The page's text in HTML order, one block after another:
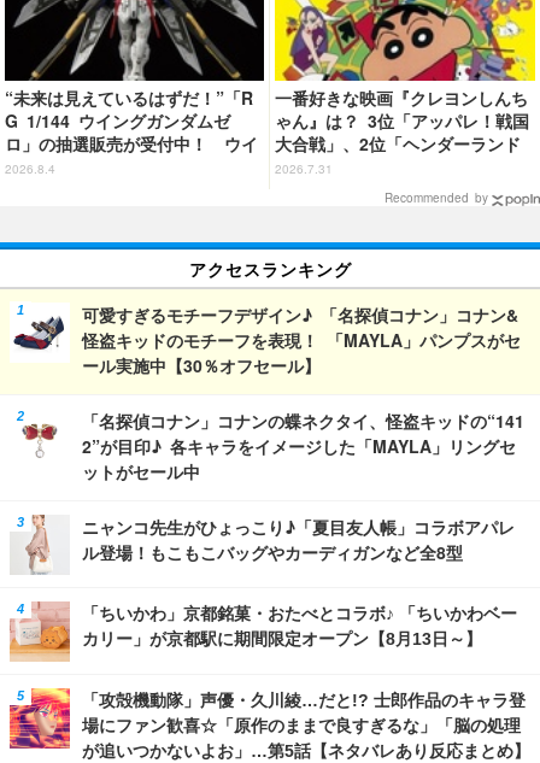
“未来は見えているはずだ！”「R
G 1/144 ウイングガンダムゼ
ロ」の抽選販売が受付中！ ウイ
ングバインダーにRGならではの
2026.8.4
一番好きな映画『クレヨンしんち
ゃん』は？ 3位「アッパレ！戦国
大合戦」、2位「ヘンダーランド
の大冒険」、1位は…？【『映画
クレヨンしんちゃん 奇々怪々！
2026.7.31
Recommended by
アクセスランキング
可愛すぎるモチーフデザイン♪ 「名探偵コナン」コナン&
怪盗キッドのモチーフを表現！ 「MAYLA」パンプスがセ
ール実施中【30％オフセール】
「名探偵コナン」コナンの蝶ネクタイ、怪盗キッドの“141
2”が目印♪ 各キャラをイメージした「MAYLA」リングセ
ットがセール中
ニャンコ先生がひょっこり♪「夏目友人帳」コラボアパレ
ル登場！もこもこバッグやカーディガンなど全8型
「ちいかわ」京都銘菓・おたべとコラボ♪ 「ちいかわベー
カリー」が京都駅に期間限定オープン【8月13日～】
「攻殻機動隊」声優・久川綾…だと!? 士郎作品のキャラ登
場にファン歓喜☆「原作のままで良すぎるな」「脳の処理
が追いつかないよお」…第5話【ネタバレあり反応まとめ】